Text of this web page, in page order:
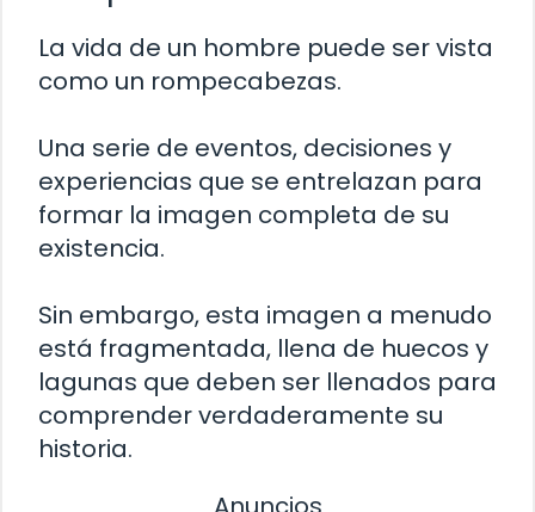
La vida de un hombre puede ser vista
como un rompecabezas.
Una serie de eventos, decisiones y
experiencias que se entrelazan para
formar la imagen completa de su
existencia.
Sin embargo, esta imagen a menudo
está fragmentada, llena de huecos y
lagunas que deben ser llenados para
comprender verdaderamente su
historia.